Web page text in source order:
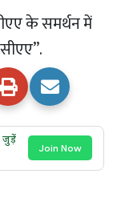
के समर्थन में
जुड़ें
Join Now